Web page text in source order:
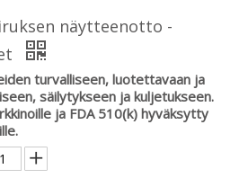
näytteenotto -
turvalliseen, luotettavaan ja
säilytykseen ja kuljetukseen.
ja FDA 510(k) hyväksytty